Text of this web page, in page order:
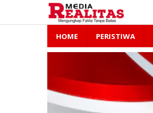
konten
HOME PERISTIWA